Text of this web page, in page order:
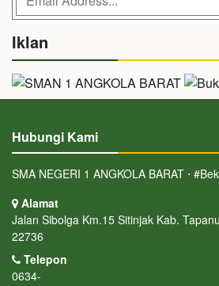
Iklan
Hubungi Kami
SMA NEGERI 1 ANGKOLA BARAT ⋅
Alamat
Jalan Sibolga Km.15 Sitinjak Kab.
22736
Telepon
0634-